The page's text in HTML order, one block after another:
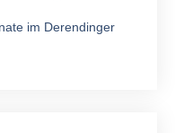
im Derendinger